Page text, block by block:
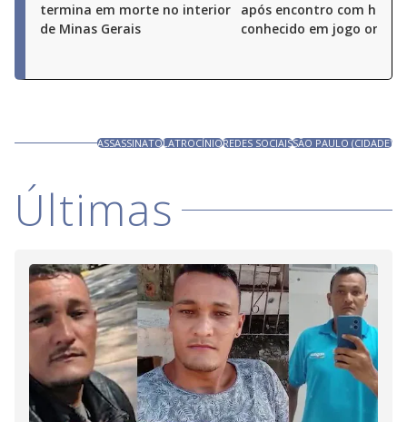
termina em morte no interior
de Minas Gerais
após encontro com
conhecido em jogo online
ASSASSINATOLATROCÍNIOREDES SOCIAISSÃO PAULO (CIDADE)
Últimas